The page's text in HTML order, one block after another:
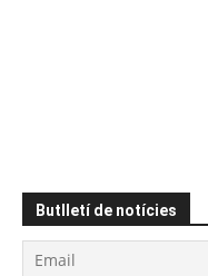
Butlletí de notícies